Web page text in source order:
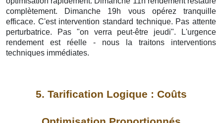
complètement. Dimanche 19h vous opérez tranquille
efficace. C'est intervention standard technique. Pas attente
perturbatrice. Pas "on verra peut-être jeudi". L'urgence
rendement est réelle - nous la traitons interventions
techniques immédiates.
5. Tarification Logique : Coûts